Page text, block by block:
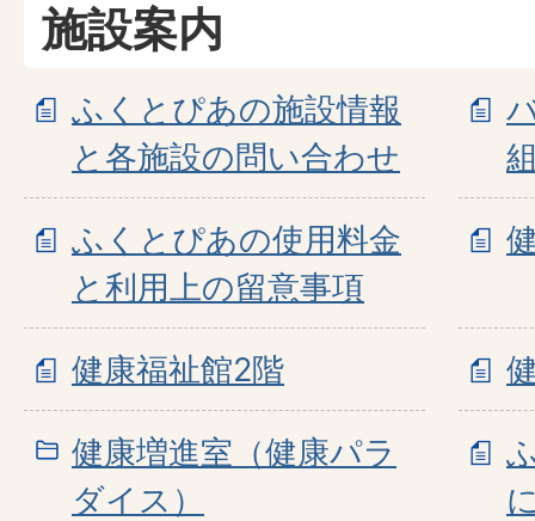
施設案内
ふくとぴあの施設情報
と各施設の問い合わせ
ふくとぴあの使用料金
と利用上の留意事項
健康福祉館2階
健康増進室（健康パラ
ダイス）